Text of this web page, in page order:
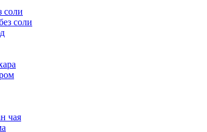
соли
соли
чая